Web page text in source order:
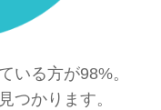
いる方が98%。
つかります。